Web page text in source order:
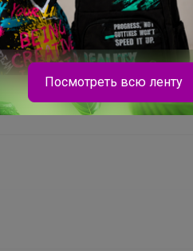
Посмотреть всю ленту